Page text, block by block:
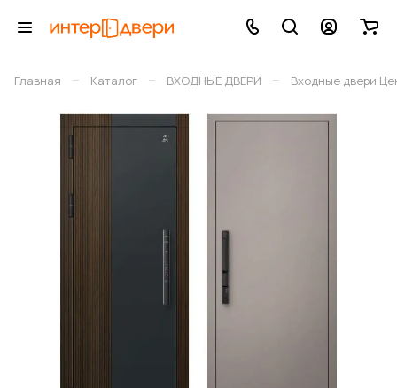
Главная – Каталог – ВХОДНЫЕ ДВЕРИ – Входные двери